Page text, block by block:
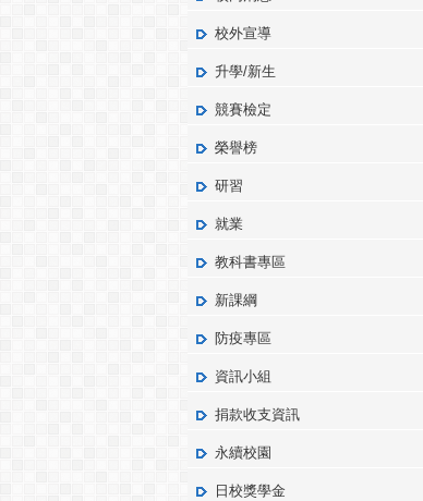
校外宣導
升學/新生
競賽檢定
榮譽榜
研習
就業
教科書專區
新課綱
防疫專區
資訊小組
捐款收支資訊
永續校園
日校獎學金